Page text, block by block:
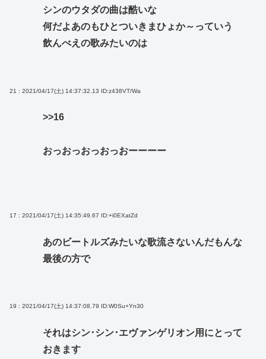
シンのウタダの曲は酷いな
何だよあのもひとついきまひょか～っていう
飲んべえの歌みたいのは
21 : 2021/04/17(土) 14:37:32.13 ID:z438VT/Wa
>>16
おっおっおっおっおーーーー
17 : 2021/04/17(土) 14:35:49.67 ID:+i0EXatZd
あのビートルズみたいな歌流さないんだもんな
最後の方で
19 : 2021/04/17(土) 14:37:08.79 ID:W0Su+Yn30
それはシン･シン･エヴァンゲリオン用にとって
おきます